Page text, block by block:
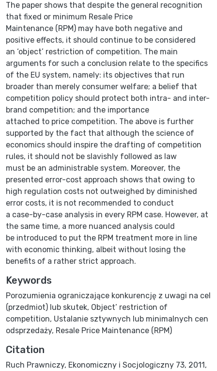
The paper shows that despite the general recognition
that fixed or minimum Resale Price
Maintenance (RPM) may have both negative and
positive effects, it should continue to be considered
an ‘object’ restriction of competition. The main
arguments for such a conclusion relate to the specifics
of the EU system, namely: its objectives that run
broader than merely consumer welfare; a belief that
competition policy should protect both intra- and inter-
brand competition; and the importance
attached to price competition. The above is further
supported by the fact that although the science of
economics should inspire the drafting of competition
rules, it should not be slavishly followed as law
must be an administrable system. Moreover, the
presented error-cost approach shows that owing to
high regulation costs not outweighed by diminished
error costs, it is not recommended to conduct
a case-by-case analysis in every RPM case. However, at
the same time, a more nuanced analysis could
be introduced to put the RPM treatment more in line
with economic thinking, albeit without losing the
benefits of a rather strict approach.
Keywords
Porozumienia ograniczające konkurencję z uwagi na cel
(przedmiot) lub skutek, Object’ restriction of
competition, Ustalanie sztywnych lub minimalnych cen
odsprzedaży, Resale Price Maintenance (RPM)
Citation
Ruch Prawniczy, Ekonomiczny i Socjologiczny 73, 2011,